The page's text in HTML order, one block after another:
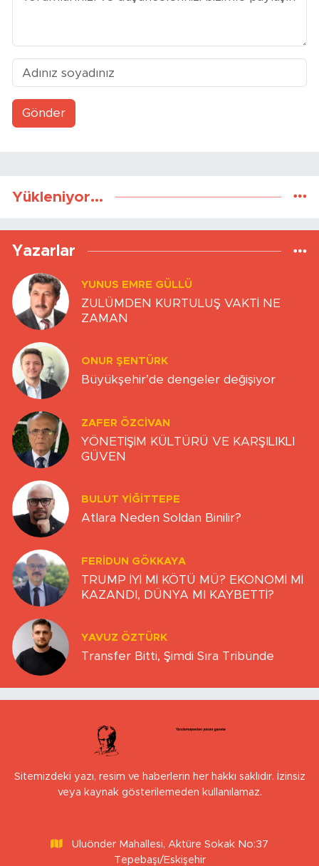
Gönder
Yükleniyor...
Yazarlar
YUNUS EMRE GÜLLÜ
ZULÜMDEN KURTULUŞ VAKTİ NE
ZAMAN
ONUR ŞENTÜRK
Büyükşehir’de dengeler değişiyor
ZAFER ÖZCIVAN
YÖNETİŞİM KÜLTÜRÜ VE KARŞILIKLI
GÜVEN
BULUT YİĞİTTEPE
Atlara Neden Soldan Binilir?
FERIDUN GÖKKAYA
TRUMP İYİ Mİ KÖTÜ MÜ? EKONOMİ Mİ
KAZANDI, DÜNYA MI KAYBETTİ?
YAVUZ ÖZTÜRK
Transfer Bitti, Şimdi Sıra Tribünde
Sitemizdeki yazı, resim ve haberlerin her hakkı saklıdır. İzinsiz
veya kaynak gösterilemeden kullanılamaz.
Uluönder Mahallesi, Aktüre Sokak No:37
Tepebaşı/Eskişehir